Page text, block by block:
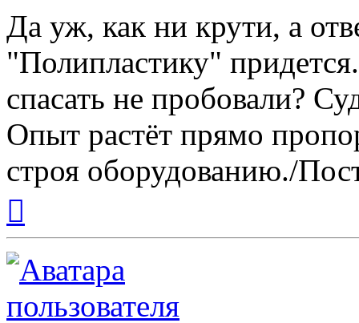
Да уж, как ни крути, а
"Полипластику"
спасать не пробовали?
Опыт растёт прямо
строя оборудованию./
началу